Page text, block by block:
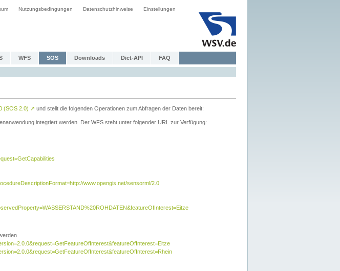
Nutzungsbedingungen Datenschutzhinweise Einstellungen
WFS SOS Downloads Dict-API FAQ
(SOS 2.0) ↗ und stellt die folgenden Operationen zum Abfragen der Daten bereit:
integriert werden. Der WFS steht unter folgender URL zur Verfügung:
www.opengis.net/sensorml/2.0